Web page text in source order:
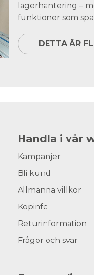
lagerhantering –
funktioner som
DETTA ÄR
Handla i vår
Kampanjer
Bli kund
Allmänna villkor
Köpinfo
Returinformation
Frågor och svar